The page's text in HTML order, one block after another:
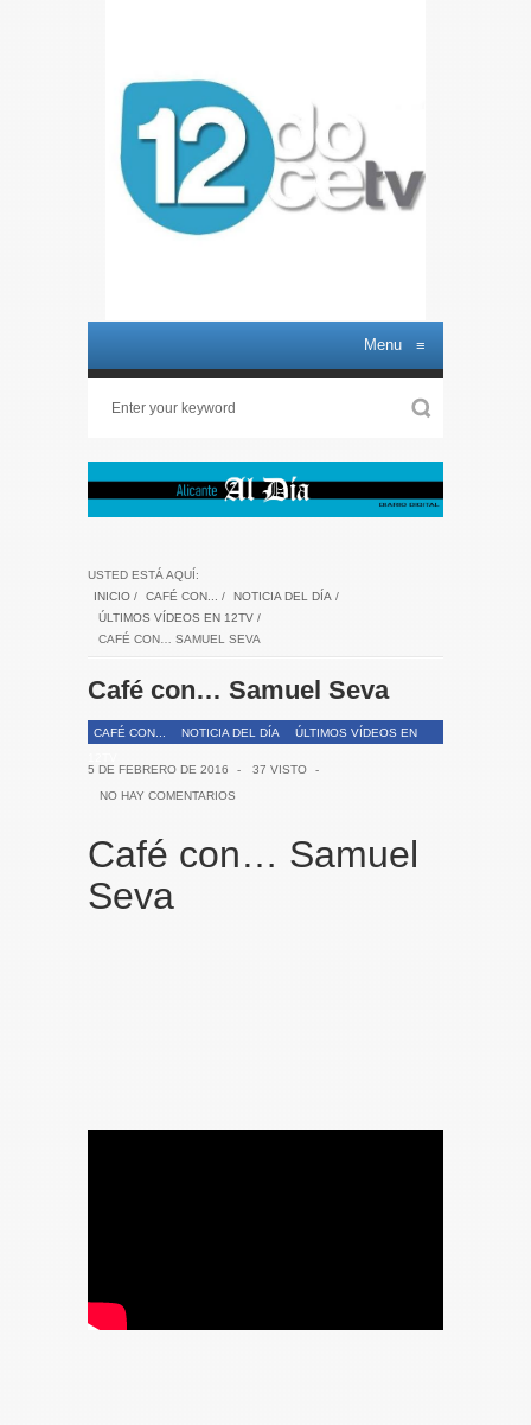
Menu ≡
USTED ESTÁ AQUÍ:
INICIO / CAFÉ CON... / NOTICIA DEL DÍA /
ÚLTIMOS VÍDEOS EN 12TV /
CAFÉ CON… SAMUEL SEVA
Café con… Samuel Seva
CAFÉ CON... NOTICIA DEL DÍA
ÚLTIMOS VÍDEOS EN
5 DE FEBRERO DE 2016
- 37 VISTO
-
NO HAY COMENTARIOS
Café con… Samuel
Seva